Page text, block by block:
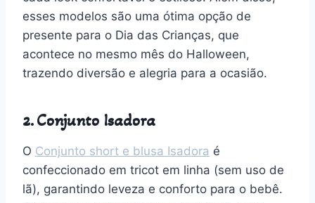
esses modelos são uma ótima opção de
presente para o Dia das Crianças, que
acontece no mesmo mês do Halloween,
trazendo diversão e alegria para a ocasião.
2. Conjunto Isadora
O Conjunto short e blusa Isadora é
confeccionado em tricot em linha (sem uso de
lã), garantindo leveza e conforto para o bebê.